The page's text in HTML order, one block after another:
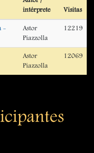
intérprete
Visitas
-
Astor
Piazzolla
12219
Astor
Piazzolla
12069